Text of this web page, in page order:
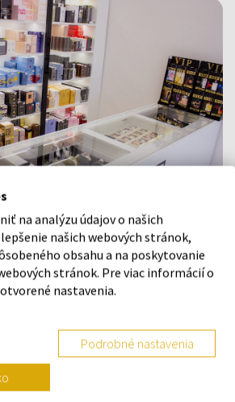
v Šamoríne
931 01
na analýzu údajov o našich
našich webových stránok,
obsahu a na poskytovanie
stránok. Pre viac informácií o
nastavenia.
Podrobné nastavenia